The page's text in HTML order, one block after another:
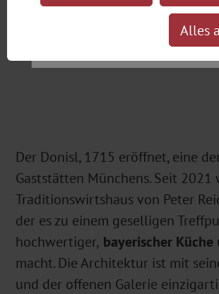
Der Donisl, 1715 eröffnet, eine
Gaststätten Münchens. Seit 2021
Traditionswirtshaus von Peter
der es zu einem geselligen
hochwertiger, bayerischer Küche
macht. Die Architektur ist mit
und der offenen Galerie
Tickets & Informationen
Alles